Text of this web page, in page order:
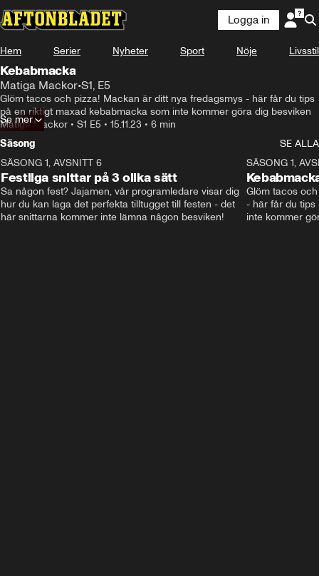
Logga in
Hem Serier Nyheter Sport Nöje Livsstil
Kebabmacka
Matiga Mackor•S1, E5
Glöm tacos och pizza! Mackan är ditt nya fredagsmys - här får du tips
på en riktigt maxad kebabmacka som inte kommer göra dig besviken
Matiga Mackor • S1 E5 • 15.11.23 • 6 min
Se mer
Säsong
SE ALLA
SÄSONG 1, AVSNITT 6
Festliga snittar på 3 olika sätt
Sa någon fest? Jajamen, vår programledare visar dig
hur du kan laga det perfekta tilltugget till festen - det
här snittarna kommer inte lämna någon besviken!
SÄSONG 1,
Glöm tacos
- här får du tips
inte kommer